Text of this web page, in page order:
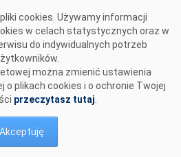
cookies. Używamy informacji
w celach statystycznych oraz w
do indywidualnych potrzeb
można zmienić ustawienia
o plikach cookies i o ochronie Twojej
przeczytasz tutaj
Akceptuję